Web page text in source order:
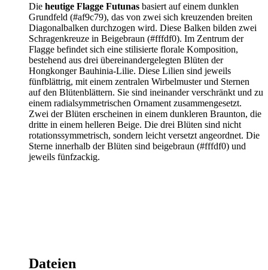
Die heutige Flagge Futunas basiert auf einem dunklen
Grundfeld (#af9c79), das von zwei sich kreuzenden breiten
Diagonalbalken durchzogen wird. Diese Balken bilden zwei
Schragenkreuze in Beigebraun (#fffdf0). Im Zentrum der
Flagge befindet sich eine stilisierte florale Komposition,
bestehend aus drei übereinandergelegten Blüten der
Hongkonger Bauhinia-Lilie. Diese Lilien sind jeweils
fünfblättrig, mit einem zentralen Wirbelmuster und Sternen
auf den Blütenblättern. Sie sind ineinander verschränkt und zu
einem radialsymmetrischen Ornament zusammengesetzt.
Zwei der Blüten erscheinen in einem dunkleren Braunton, die
dritte in einem helleren Beige. Die drei Blüten sind nicht
rotationssymmetrisch, sondern leicht versetzt angeordnet. Die
Sterne innerhalb der Blüten sind beigebraun (#fffdf0) und
jeweils fünfzackig.
Dateien